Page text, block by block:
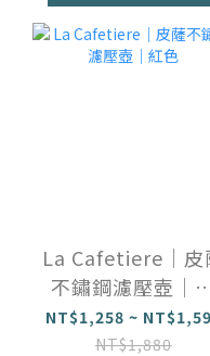
La Cafetiere｜皮
不鏽鋼濾壓壺｜
色
NT$1,258 ~
NT$1,880